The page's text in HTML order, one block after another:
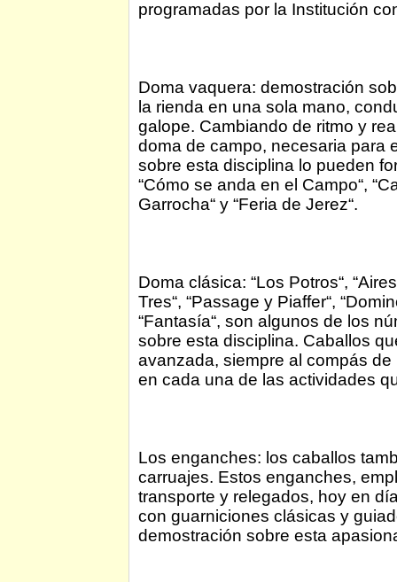
programadas por la Institución
Doma vaquera: demostración
la rienda en una sola mano,
galope. Cambiando de ritmo y
doma de campo, necesaria para
sobre esta disciplina lo pueden
“Cómo se anda en el Campo“,
Garrocha“ y “Feria de Jerez“.
Doma clásica: “Los Potros“,
Tres“, “Passage y Piaffer“,
“Fantasía“, son algunos de los
sobre esta disciplina. Caballos
avanzada, siempre al compás
en cada una de las actividades
Los enganches: los caballos
carruajes. Estos enganches,
transporte y relegados, hoy en
con guarniciones clásicas y
demostración sobre esta